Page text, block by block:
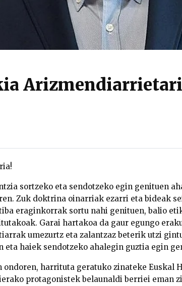
Arizmendiarrietari
sortzeko eta sendotzeko egin genituen
Zuk doktrina oinarriak ezarri eta bideak
eraginkorrak sortu nahi genituen, balio
Garai hartakoa da gaur egungo
umezurtz eta zalantzaz beterik utzi
eta haiek sendotzeko ahalegin guztia egin
ondoren, harrituta geratuko zinateke Euskal
protagonistek belaunaldi berriei eman